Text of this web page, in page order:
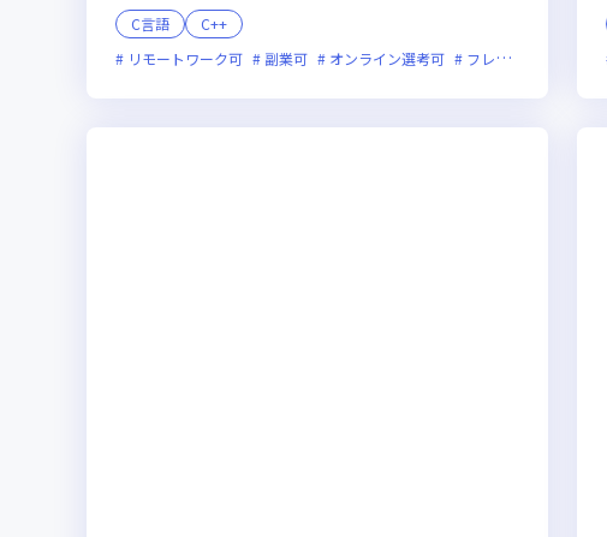
C言語
C++
リモートワーク可
副業可 オンライン選考可 フレックス制度あり